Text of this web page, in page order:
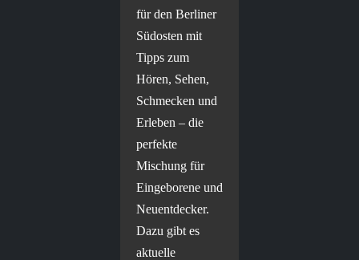
für den Berliner
Südosten mit
Tipps zum
Hören, Sehen,
Schmecken und
Erleben – die
perfekte
Mischung für
Eingeborene und
Neuentdecker.
Dazu gibt es
aktuelle